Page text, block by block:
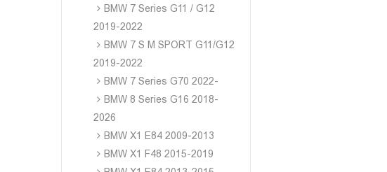
BMW 7 Series G11 / G12
2019-2022
BMW 7 S M SPORT G11/G12
2019-2022
BMW 7 Series G70 2022-
BMW 8 Series G16 2018-
2026
BMW X1 E84 2009-2013
BMW X1 F48 2015-2019